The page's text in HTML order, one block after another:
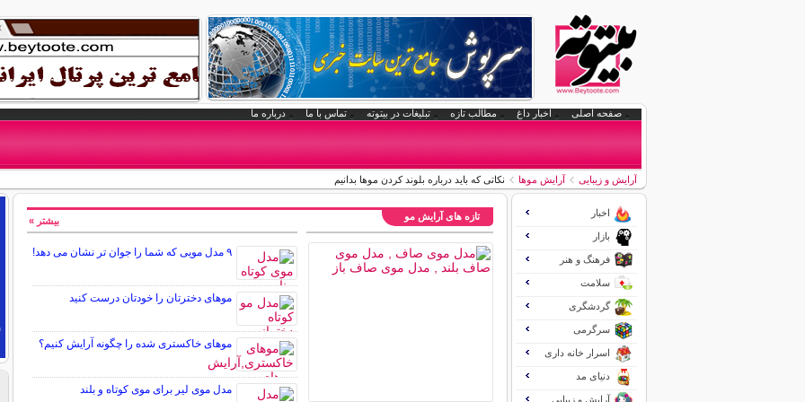
صفحه اصلی اخبار داغ مطالب تازه تبلیغات در بیتوته تماس با ما درباره ما
آرایش و زیبایی آرایش موها نکاتی که باید درباره بلوند کردن موها بدانیم
تازه های آرایش مو
۹ مدل مویی که شما را جوان تر نشان می دهد!
موهای دخترتان را خودتان درست کنید
موهای خاکستری شده را چگونه آرایش کنیم؟
مدل موی لیر برای موی کوتاه و بلند
بیشتر »
اخبار
بازار
فرهنگ و هنر
سلامت
گردشگری
سرگرمی
اسرار خانه داری
دنیای مد
آرایش و زیبایی